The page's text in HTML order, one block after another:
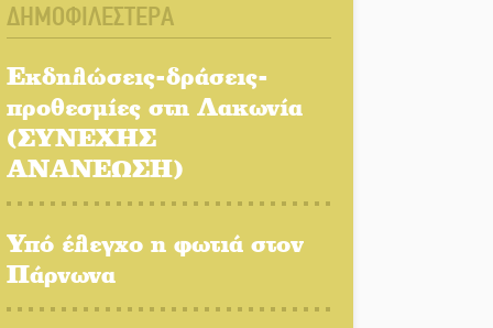
Αυθεντικό γλέντι με «Γιορτή
Βραστού» στη Σοχά
Το τελεφερίκ της
Μονεμβασιάς στο τραπέζι
Πολιτισμός και παράδοση
ΔΗΜΟΦΙΛΕΣΤΕΡΑ
Εκδηλώσεις-δράσεις-
προθεσμίες στη Λακωνία
(ΣΥΝΕΧΗΣ
ΑΝΑΝΕΩΣΗ)
Υπό έλεγχο η φωτιά στον
Πάρνωνα